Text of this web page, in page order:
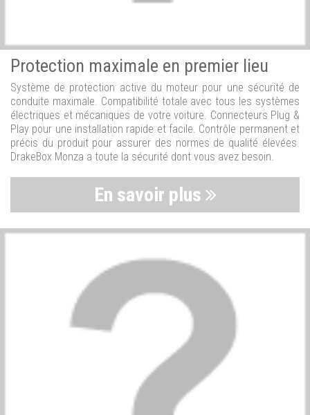
Protection maximale en premier lieu
Système de protection active du moteur pour une sécurité de
conduite maximale. Compatibilité totale avec tous les systèmes
électriques et mécaniques de votre voiture. Connecteurs Plug &
Play pour une installation rapide et facile. Contrôle permanent et
précis du produit pour assurer des normes de qualité élevées.
DrakeBox Monza a toute la sécurité dont vous avez besoin.
En savoir plus